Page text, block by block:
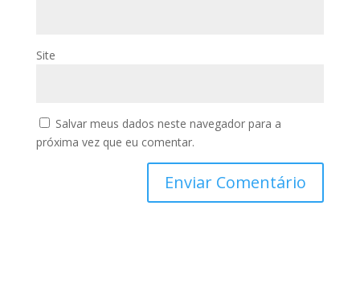
Site
Salvar meus dados neste navegador para a
próxima vez que eu comentar.